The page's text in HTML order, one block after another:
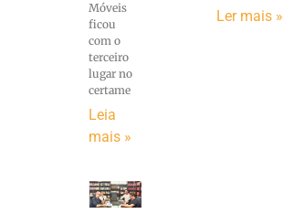
Móveis
ficou
com o
terceiro
lugar no
certame
Leia
mais »
Ler mais »